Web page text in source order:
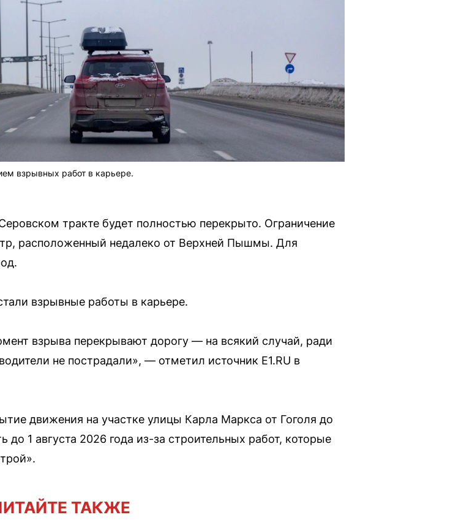
взрывных работ в карьере.
тракте будет полностью перекрыто. Ограничение
расположенный недалеко от Верхней Пышмы. Для
взрывные работы в карьере.
взрыва перекрывают дорогу — на всякий случай, ради
не пострадали», — отметил источник E1.RU в
движения на участке улицы Карла Маркса от Гоголя до
1 августа 2026 года из-за строительных работ, которые
ТАКЖЕ